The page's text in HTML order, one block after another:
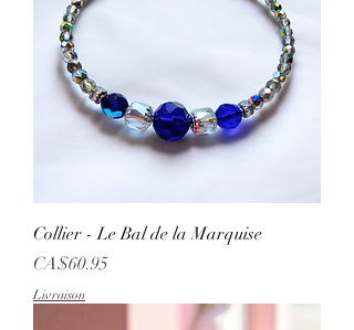
Collier - Le Bal de la Marquise
Price
CA$60.95
Livraison